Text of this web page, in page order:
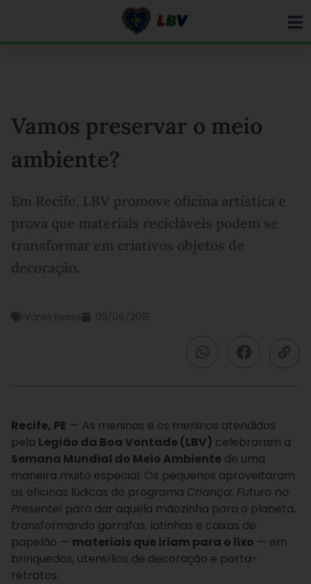
Vamos preservar o meio
ambiente?
Em Recife, LBV promove oficina artística e
prova que materiais recicláveis podem se
transformar em criativos objetos de
decoração.
Vânia Besse 09/06/2015
Recife, PE — As meninas e os meninos atendidos
pela Legião da Boa Vontade (LBV) celebraram a
Semana Mundial do Meio Ambiente de uma
maneira muito especial. Os pequenos aproveitaram
as oficinas lúdicas do programa Criança: Futuro no
Presente! para dar aquela mãozinha para o planeta,
transformando garrafas, latinhas e caixas de
papelão — materiais que iriam para o lixo — em
brinquedos, utensílios de decoração e porta-
retratos.